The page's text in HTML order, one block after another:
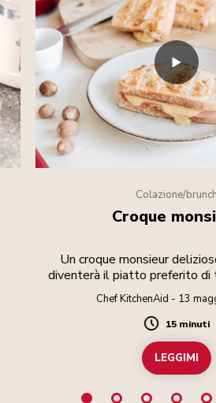
Colazione/brunch
Croque
Un croque monsieur
diventerà il piatto preferito di
Chef KitchenAid - 13
Duration
15 minuti
LEGGIMI